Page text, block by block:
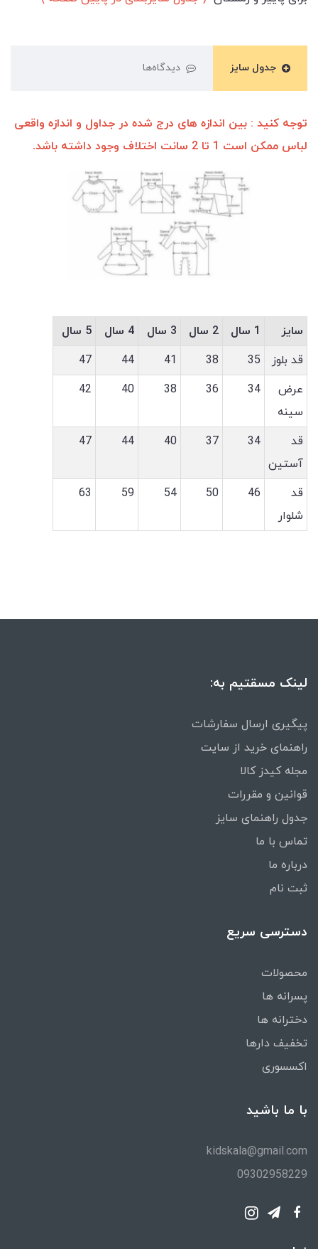
جدول سایز دیدگاه‌ها
توجه کنید : بین اندازه های درج شده در جداول و اندازه واقعی
لباس ممکن است 1 تا 2 سانت اختلاف وجود داشته باشد.
سایز 1 سال 2 سال 3 سال 4 سال
5 سال
قد بلوز
35
38
41
44
47
عرض
سینه
34
36
38
40
42
قد
آستین
34
37
40
44
47
قد
شلوار
46
50
54
59
63
لینک مسقتیم به:
پیگیری ارسال سفارشات
راهنمای خرید از سایت
مجله کیدز کالا
قوانین و مقررات
جدول راهنمای سایز
تماس با ما
درباره ما
ثبت نام
دسترسی سریع
محصولات
پسرانه ها
دخترانه ها
تخفیف دارها
اکسسوری
با ما باشید
kidskala@gmail.com
09302958229